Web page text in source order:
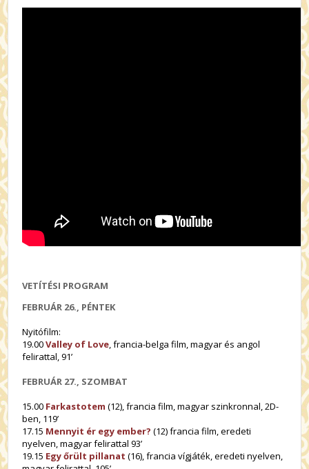
VETÍTÉSI PROGRAM
FEBRUÁR 26., PÉNTEK
Nyitófilm:
19.00Valley of Love, francia-belga film, magyar és angol
felirattal, 91’
FEBRUÁR 27., SZOMBAT
15.00 Farkastotem (12), francia film, magyar szinkronnal, 2D-
ben, 119’
17.15 Mennyit ér egy ember? (12) francia film, eredeti
nyelven, magyar felirattal 93’
19.15 Egy őrült pillanat (16), francia vígjáték, eredeti nyelven,